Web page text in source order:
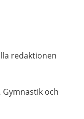
redaktionen
Gymnastik och